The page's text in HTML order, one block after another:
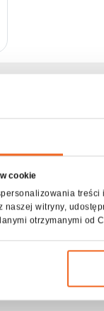
cookie
naszej witryny,
otrzymanymi od
do